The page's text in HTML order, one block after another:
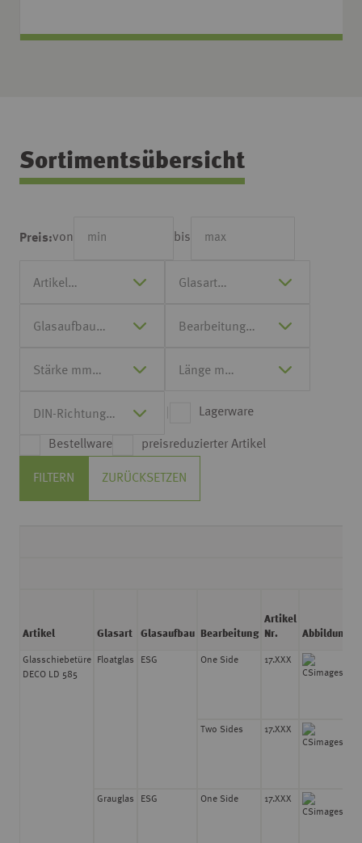
Sortimentsübersicht
Preis:von bis
Lagerware
Bestellware preisreduzierter Artikel
FILTERN ZURÜCKSETZEN
Glasschiebetüre
DECO LD 585
Floatglas ESG One Side 17.XXX
Two Sides 17.XXX
Grauglas ESG One Side 17.XXX
Artikel Glasart Glasaufbau Bearbeitung
Artikel
Nr.
Abbildung